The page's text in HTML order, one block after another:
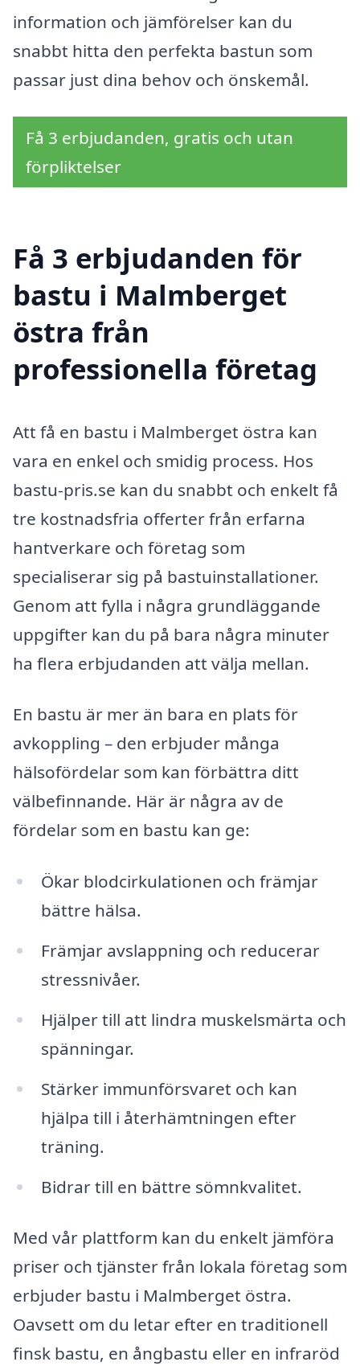
information och jämförelser kan du
snabbt hitta den perfekta bastun som
passar just dina behov och önskemål.
Få 3 erbjudanden, gratis och utan
förpliktelser
Få 3 erbjudanden för
bastu i Malmberget
östra från
professionella företag
Att få en bastu i Malmberget östra kan
vara en enkel och smidig process. Hos
bastu-pris.se kan du snabbt och enkelt få
tre kostnadsfria offerter från erfarna
hantverkare och företag som
specialiserar sig på bastuinstallationer.
Genom att fylla i några grundläggande
uppgifter kan du på bara några minuter
ha flera erbjudanden att välja mellan.
En bastu är mer än bara en plats för
avkoppling – den erbjuder många
hälsofördelar som kan förbättra ditt
välbefinnande. Här är några av de
fördelar som en bastu kan ge:
Ökar blodcirkulationen och främjar
bättre hälsa.
Främjar avslappning och reducerar
stressnivåer.
Hjälper till att lindra muskelsmärta och
spänningar.
Stärker immunförsvaret och kan
hjälpa till i återhämtningen efter
träning.
Bidrar till en bättre sömnkvalitet.
Med vår plattform kan du enkelt jämföra
priser och tjänster från lokala företag som
erbjuder bastu i Malmberget östra.
Oavsett om du letar efter en traditionell
finsk bastu, en ångbastu eller en infraröd